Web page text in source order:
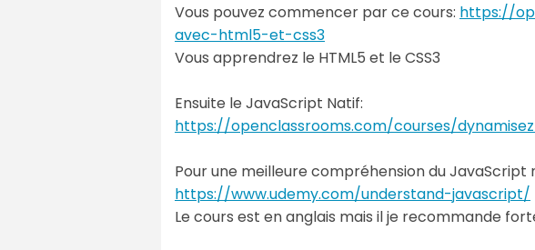
Vous pouvez commencer par ce cours: https://
avec-html5-et-css3
Vous apprendrez le HTML5 et le CSS3
Ensuite le JavaScript Natif:
https://openclassrooms.com/courses/
Pour une meilleure compréhension du JavaScript
https://www.udemy.com/understand-javascript/
Le cours est en anglais mais il je recommande